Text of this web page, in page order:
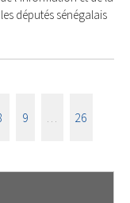
députés sénégalais
9 26